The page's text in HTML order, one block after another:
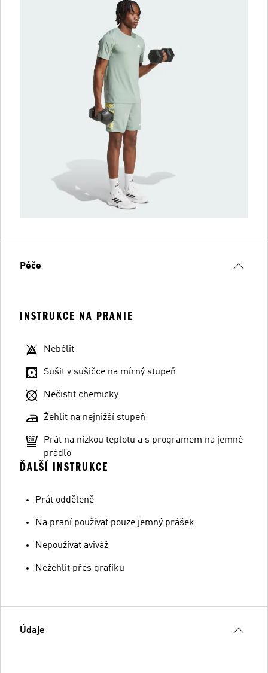
Péče
INSTRUKCE NA PRANIE
Nebělit
Sušit v sušičce na mírný stupeň
Nečistit chemicky
Žehlit na nejnižší stupeň
Prát na nízkou teplotu a s programem na jemné
prádlo
ĎALŠÍ INSTRUKCE
Prát odděleně
Na praní používat pouze jemný prášek
Nepoužívat aviváž
Nežehlit přes grafiku
Údaje